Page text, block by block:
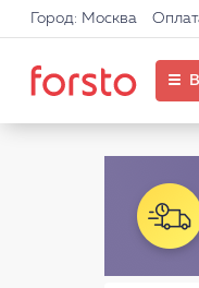
Город: Москва